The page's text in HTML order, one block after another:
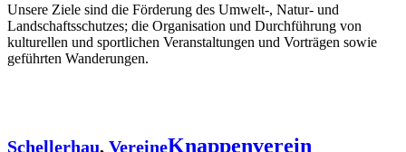
Unsere Ziele sind die Förderung des Umwelt-, Natur- und
Landschaftsschutzes; die Organisation und Durchführung von
kulturellen und sportlichen Veranstaltungen und Vorträgen sowie
geführten Wanderungen.
Schellerhau, VereineKnappenverein